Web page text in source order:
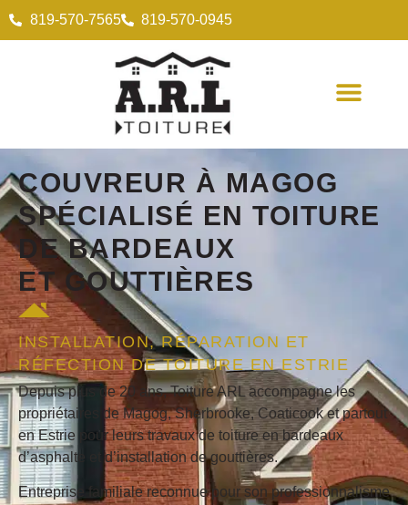
819-570-7565 819-570-0945
COUVREUR À MAGOG
SPÉCIALISÉ EN TOITURE
DE BARDEAUX
ETGOUTTIÈRES
INSTALLATION, RÉPARATION ET
RÉFECTION DE TOITURE EN ESTRIE
Depuis plus de 20 ans, Toiture ARL accompagne les
propriétaires de Magog, Sherbrooke, Coaticook et partout
en Estrie pour leurs travaux de toiture en bardeaux
d’asphalte et d’installation de gouttières.
Entreprise familiale reconnue pour son professionnalisme